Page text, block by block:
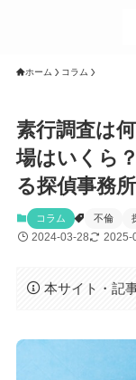
ホーム コラム
素行調査は
場はいくら
る探偵事務
コラム 不倫
2024-03-28 2025-
本サイト・記